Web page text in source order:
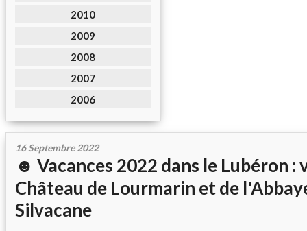
2010
2009
2008
2007
2006
16 Septembre 2022
☻ Vacances 2022 dans le Lubéron :
Château de Lourmarin et de
Silvacane